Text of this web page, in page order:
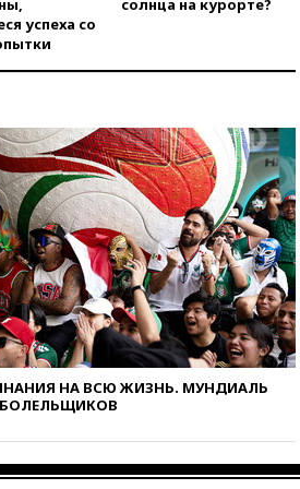
вчера, 21:21 Правительство
РФ разрешило продажу
экологических классов
Машковым 150-летие Союза
театральных деятелей
вчера, 20:47Newsweek:
«взрывная» диарея охватила
47 из 50 штатов США
вчера, 20:35ПВО за 12 часов
сбила 200 украинских
беспилотников
вчера, 20:20 Третий комплект
золотых медалей выиграли на
ЧЕ российские синхронистки
вчера, 20:15 ТАСС: жизни
главы «Уралдронзавода»
после взрыва ничего не
успеха со
солнца на курорте?
НА ВСЮ ЖИЗНЬ. МУНДИАЛЬ